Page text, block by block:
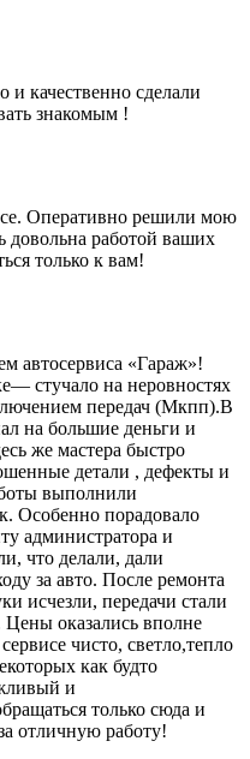
качественно сделали
знакомым !
Оперативно решили мою
довольна работой ваших
только к вам!
автосервиса «Гараж»!
стучало на неровностях
передач (Мкпп).В
на большие деньги и
же мастера быстро
детали , дефекты и
выполнили
Особенно порадовало
администратора и
что делали, дали
за авто. После ремонта
исчезли, передачи стали
Цены оказались вполне
чисто, светло,тепло
как будто
и
только сюда и
отличную работу!